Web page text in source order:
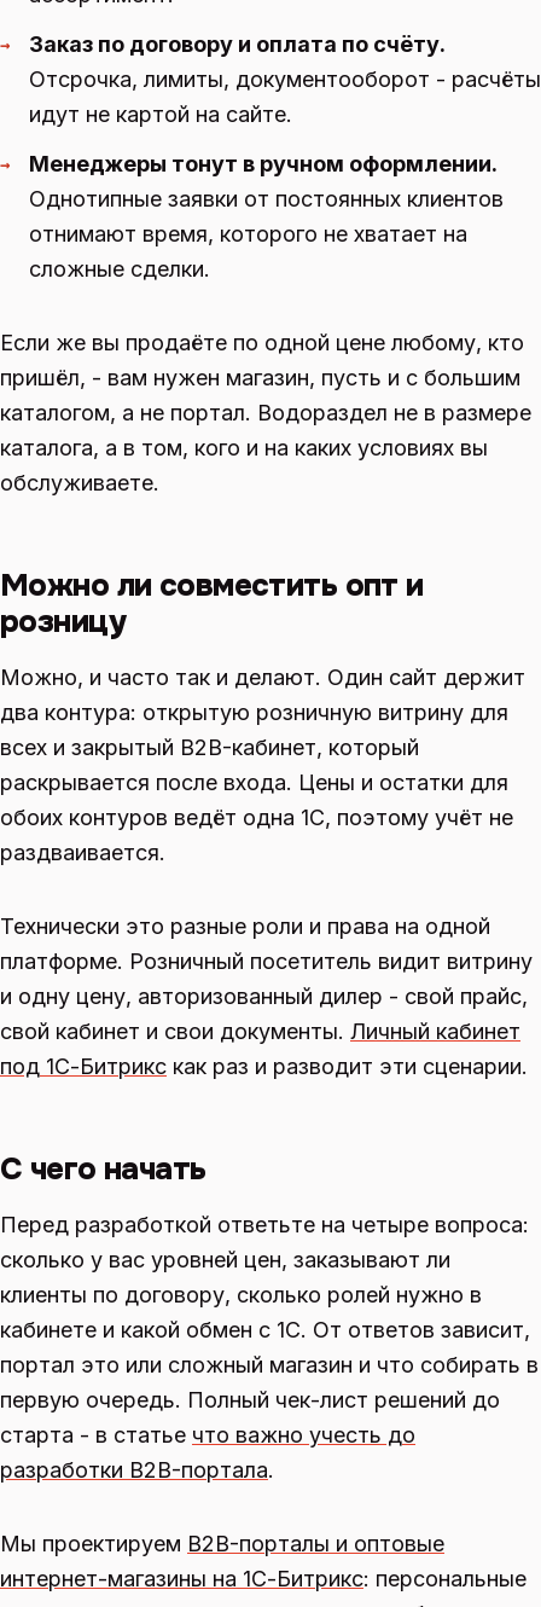
→
Заказ по договору и оплата по счёту.
Отсрочка, лимиты, документооборот - расчёты
идут не картой на сайте.
→
Менеджеры тонут в ручном оформлении.
Однотипные заявки от постоянных клиентов
отнимают время, которого не хватает на
сложные сделки.
Если же вы продаёте по одной цене любому, кто
пришёл, - вам нужен магазин, пусть и с большим
каталогом, а не портал. Водораздел не в размере
каталога, а в том, кого и на каких условиях вы
обслуживаете.
Можно ли совместить опт и
розницу
Можно, и часто так и делают. Один сайт держит
два контура: открытую розничную витрину для
всех и закрытый B2B-кабинет, который
раскрывается после входа. Цены и остатки для
обоих контуров ведёт одна 1С, поэтому учёт не
раздваивается.
Технически это разные роли и права на одной
платформе. Розничный посетитель видит витрину
и одну цену, авторизованный дилер - свой прайс,
свой кабинет и свои документы. Личный кабинет
под 1С-Битрикс как раз и разводит эти сценарии.
С чего начать
Перед разработкой ответьте на четыре вопроса:
сколько у вас уровней цен, заказывают ли
клиенты по договору, сколько ролей нужно в
кабинете и какой обмен с 1С. От ответов зависит,
портал это или сложный магазин и что собирать в
первую очередь. Полный чек-лист решений до
старта - в статье что важно учесть до
разработки B2B-портала.
Мы проектируем B2B-порталы и оптовые
интернет-магазины на 1С-Битрикс: персональные